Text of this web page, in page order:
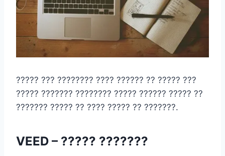
????? ??? ???????? ???? ?????? ?? ????? ???
????? ??????? ???????? ????? ?????? ????? ??
??????? ????? ?? ???? ????? ?? ???????.
VEED – ????? ???????